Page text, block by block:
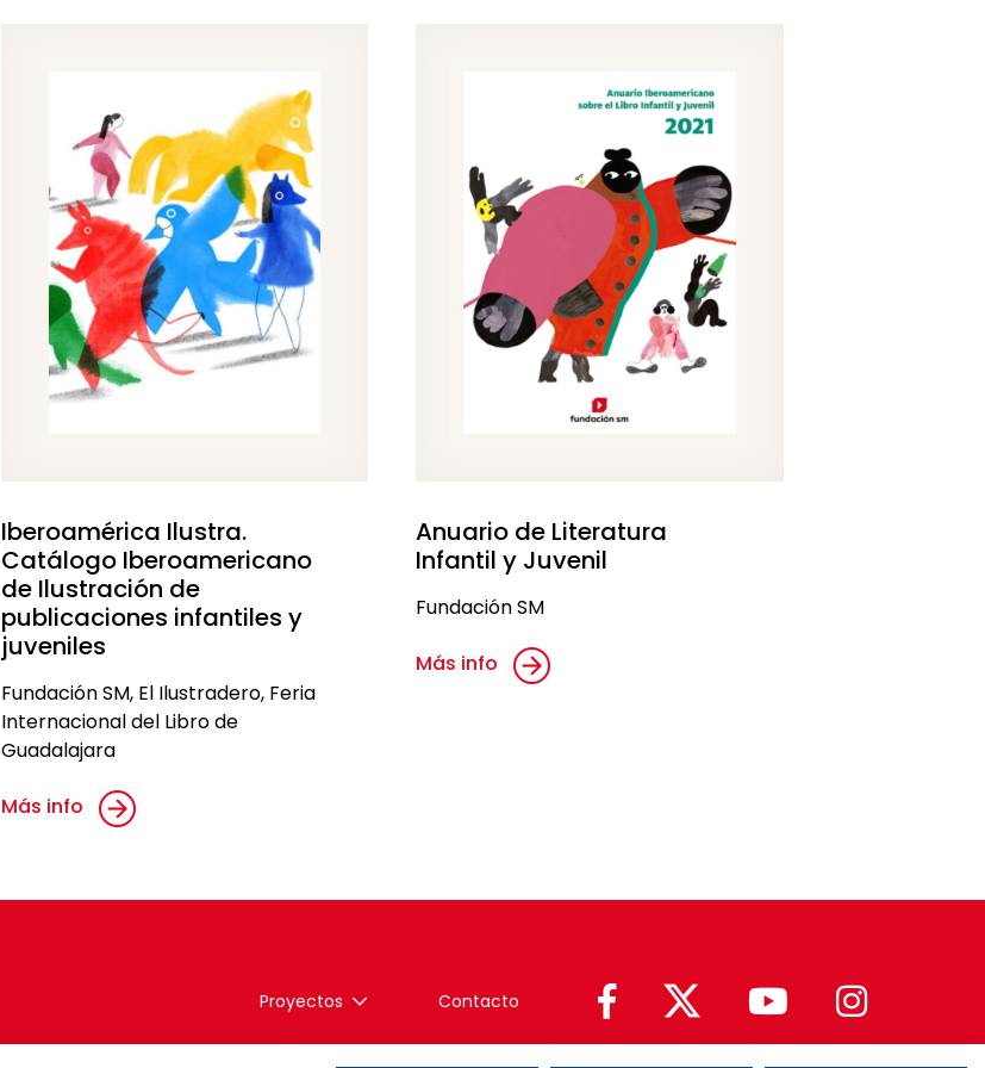
Iberoamérica Ilustra.
Catálogo Iberoamericano
de Ilustración de
publicaciones infantiles y
juveniles
Fundación SM, El Ilustradero, Feria
Internacional del Libro de
Guadalajara
Más info
Anuario de Literatura
Infantil y Juvenil
Fundación SM
Más info
Proyectos Contacto